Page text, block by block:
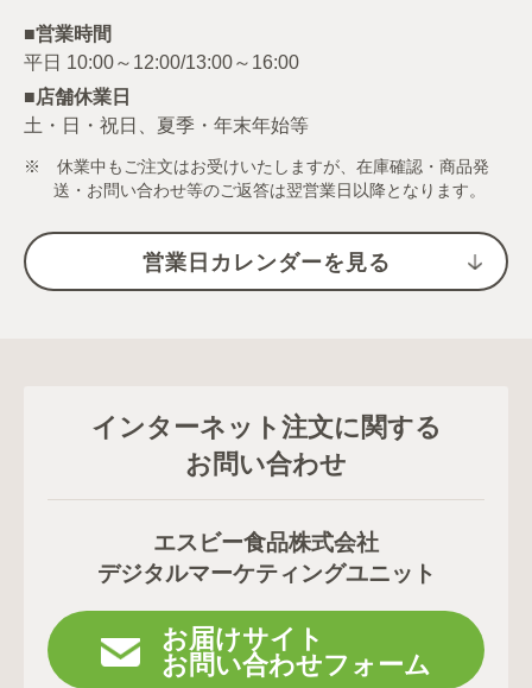
■営業時間
■店舗休業日
土・日・祝日、夏季・年末年始等
※ 休業中もご注文はお受けいたしますが、在庫確認・商品発
送・お問い合わせ等のご返答は翌営業日以降となります。
営業日カレンダーを見る
インターネット注文に関する
お問い合わせ
エスビー食品株式会社
デジタルマーケティングユニット
お届けサイト
お問い合わせフォーム